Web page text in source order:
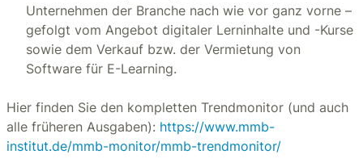
Unternehmen der Branche nach wie vor ganz vorne –
gefolgt vom Angebot digitaler Lerninhalte und -Kurse
sowie dem Verkauf bzw. der Vermietung von
Software für E-Learning.
Hier finden Sie den kompletten Trendmonitor (und auch
alle früheren Ausgaben): https://www.mmb-
institut.de/mmb-monitor/mmb-trendmonitor/